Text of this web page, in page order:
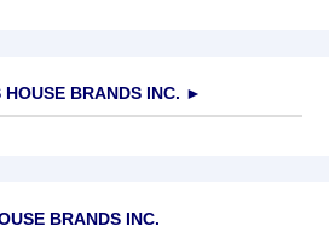
HOUSE BRANDS INC. ►
BRANDS INC.